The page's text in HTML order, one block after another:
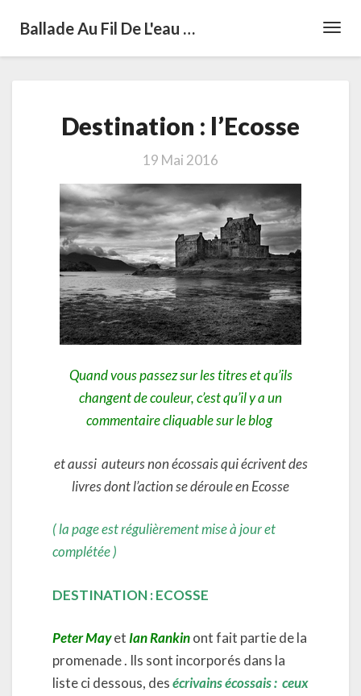
Ballade Au Fil De L'eau …
:
l’Ecosse
Destination : l’Ecosse
19 Mai 2016
Quand vous passez sur les titres et qu’ils
changent de couleur, c’est qu’il y a un
commentaire cliquable sur le blog
et aussi auteurs non écossais qui écrivent des
livres dont l’action se déroule en Ecosse
( la page est régulièrement mise à jour et
complétée )
DESTINATION : ECOSSE
Peter Mayet Ian Rankinont fait partie de la
promenade . Ils sont incorporés dans la
liste ci dessous, desécrivains écossais : ceux